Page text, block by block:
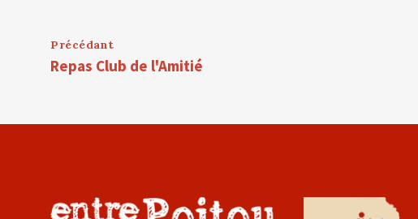
Précédant
Repas Club de l'Amitié